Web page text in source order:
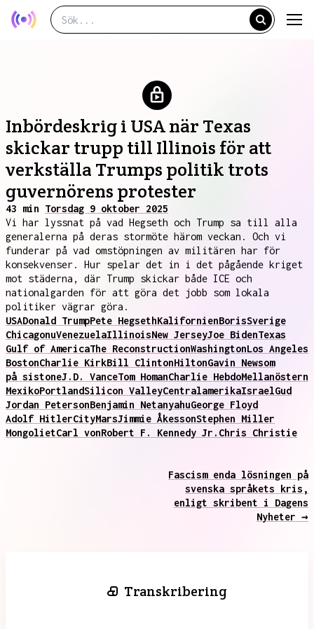
Inbördeskrig i USA när Texas
skickar trupp till Illinois för att
verkställa Trumps politik trots
guvernörens protester
43 min Torsdag 9 oktober 2025
Vi har lyssnat på vad Hegseth och Trump sa till alla
generalerna på deras stormöte härom veckan. Och vi
funderar på vad omstöpningen av militären har för
konsekvenser. Hur spelar det in i det pågående kriget
mot städerna, där Trump skickar både ICE och
nationalgarden för att göra det jobb som lokala
politiker vägrar göra.
USADonald TrumpPete HegsethKalifornienBorisSverige
ChicagonuVenezuelaIllinoisNew JerseyJoe BidenTexas
Gulf of AmericaThe ReconstructionWashingtonLos Angeles
BostonCharlie KirkBill ClintonHiltonGavin Newsom
på sistoneJ.D. VanceTom HomanCharlie HebdoMellanöstern
MexikoPortlandSilicon ValleyCentralamerikaIsraelGud
Jordan PetersonBenjamin NetanyahuGeorge Floyd
Adolf HitlerCityMarsJimmie ÅkessonStephen Miller
MongolietCarl vonRobert F. Kennedy Jr. Chris Christie
Fascism enda lösningen på
svenska språkets kris,
enligt skribent i Dagens
Nyheter →
Transkribering